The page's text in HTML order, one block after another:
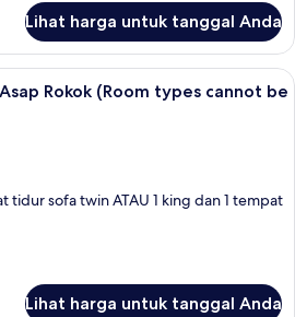
Lihat harga untuk tanggal Anda
Seprai premium, setrika/meja
Rokok (Room types cannot be
tidur sofa twin ATAU 1 king dan 1 tempat
Lihat harga untuk tanggal Anda